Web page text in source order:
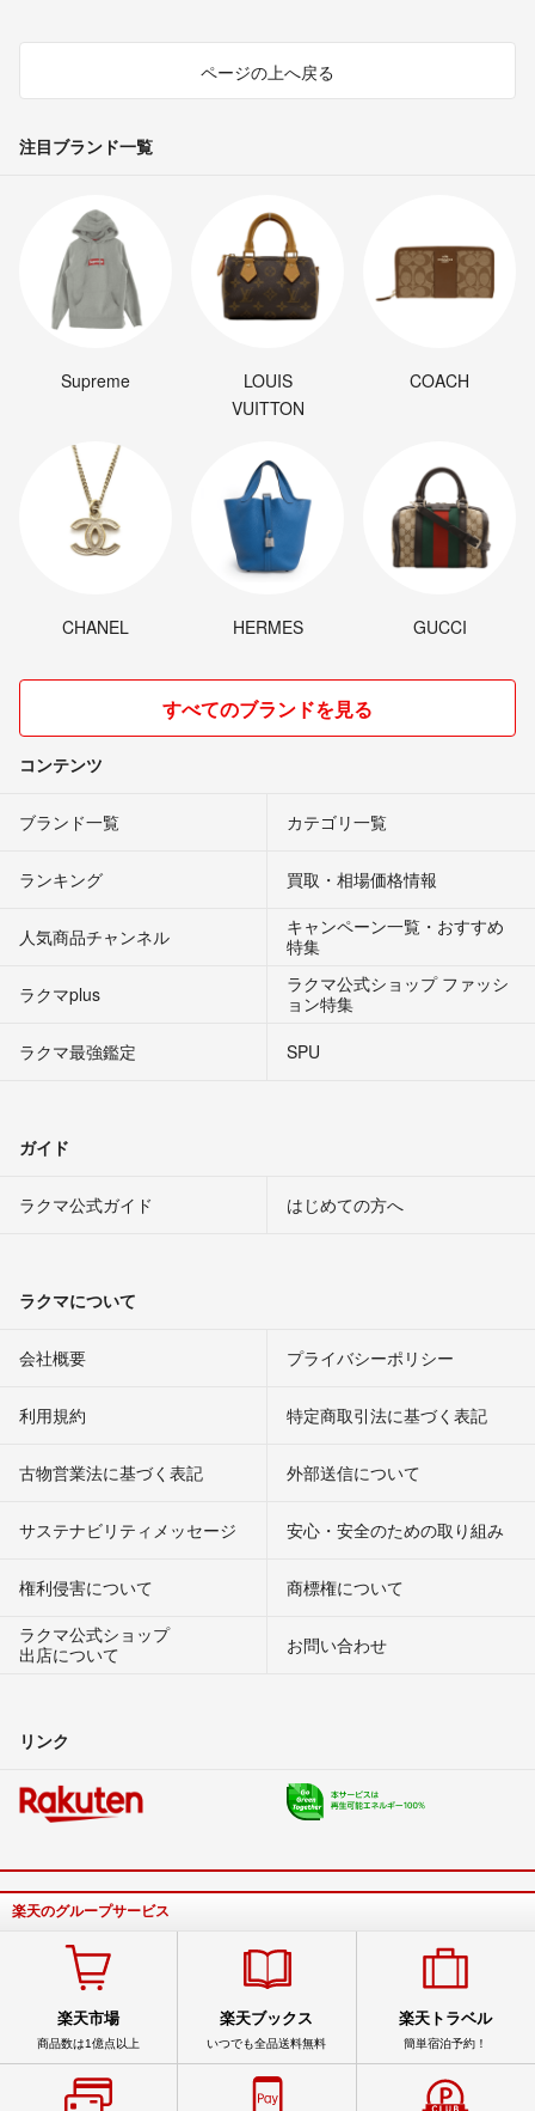
ページの上へ戻る
注目ブランド一覧
Supreme
LOUIS
VUITTON
COACH
CHANEL HERMES GUCCI
すべてのブランドを見る
コンテンツ
ブランド一覧 カテゴリ一覧
ランキング 買取・相場価格情報
人気商品チャンネル
キャンペーン一覧・おすすめ
特集
ラクマplus
ラクマ公式ショップ ファッシ
ョン特集
ラクマ最強鑑定
SPU
ガイド
ラクマ公式ガイド はじめての方へ
ラクマについて
会社概要 プライバシーポリシー
利用規約 特定商取引法に基づく表記
古物営業法に基づく表記 外部送信について
サステナビリティメッセージ 安心・安全のための取り組み
権利侵害について
商標権について
ラクマ公式ショップ
出店について
お問い合わせ
リンク
楽天のグループサービス
楽天市場
商品数は1億点以上
楽天ブックス
いつでも全品送料無料
楽天トラベル
簡単宿泊予約！